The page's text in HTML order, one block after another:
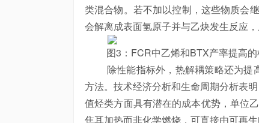
类混合物。若不加以控制，这些物质会
会解离成表面氢原子并与乙炔发生反应
图3：FCR中乙烯和BTX产率提高的
除性能指标外，热解耦策略还为提
方法。技术经济分析和生命周期分析表
值烃类方面具有潜在的成本优势，单位
焦耳加热而非化学燃烧，可直接由可再